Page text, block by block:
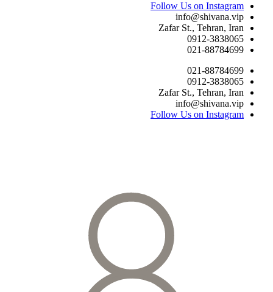
Follow Us on Instagram
info@shivana.vip
Zafar St., Tehran, Iran
0912-3838065
021-88784699
021-88784699
0912-3838065
Zafar St., Tehran, Iran
info@shivana.vip
Follow Us on Instagram